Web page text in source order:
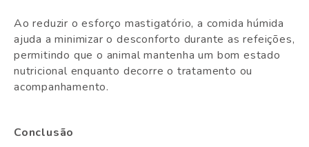
Ao reduzir o esforço mastigatório, a comida húmida
ajuda a minimizar o desconforto durante as refeições,
permitindo que o animal mantenha um bom estado
nutricional enquanto decorre o tratamento ou
acompanhamento.
Conclusão